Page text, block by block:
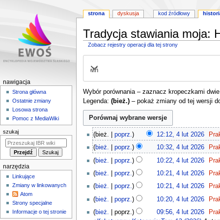
Tradycja stawiania moja:
Zobacz rejestry operacji dla tej strony
Rozwiń
Wybór porównania – zaznacz kropeczkami
Legenda: (bież.)– pokaż zmiany od tej wersji
bież. poprz. 12:12, 4 lut 2026
bież. poprz. 10:32, 4 lut 2026
N
e
p
d
a
bież. poprz. 10:22, 4 lut 2026
bież. poprz. 10:21, 4 lut 2026
bież.
poprz. 10:21, 4 lut 2026
bież.
poprz. 10:20, 4 lut 2026
N
bież. poprz. 09:56, 4 lut 2026
M
n
a
w
i
g
strona dyskusja kod źródłowy
nawigacja
Strona główna
Ostatnie zmiany
Losowa strona
Pomoc z MediaWiki
szukaj
narzędzia
Linkujące
Zmiany w linkowanych
Atom
Strony specjalne
Informacje o tej stronie